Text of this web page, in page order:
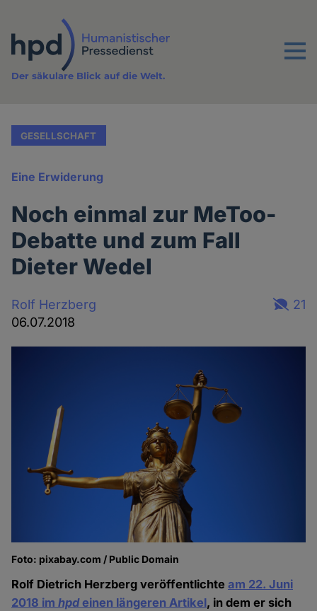
Inhalt
Menu
Der säkulare Blick auf die Welt.
GESELLSCHAFT
Eine Erwiderung
Noch einmal zur MeToo-
Debatte und zum Fall
Dieter Wedel
Rolf Herzberg
06.07.2018
21
Foto: pixabay.com / Public Domain
Rolf Dietrich Herzberg veröffentlichteam 22. Juni
2018 imhpdeinen längeren Artikel, in dem er sich